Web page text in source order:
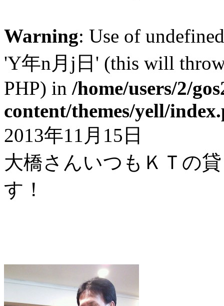
Warning: Use of
'Y年n月j日' (this will
PHP) in /home/users/2/
content/themes/yell/
2013年11月15日
大橋さんいつもＫＴの
す！